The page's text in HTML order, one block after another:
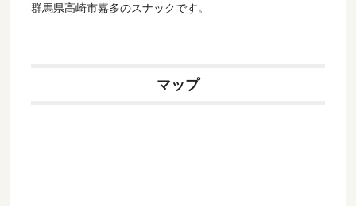
群馬県高崎市嘉多のスナックです。
マップ